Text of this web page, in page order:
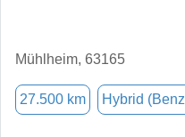
Mühlheim, 63165
27.500 km Hybrid